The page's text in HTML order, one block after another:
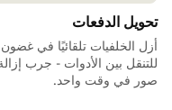
تحويل الدفعات
أزل الخلفيات تلقائيًا في
للتنقل بين الأدوات - جرب
صور في وقت واحد.